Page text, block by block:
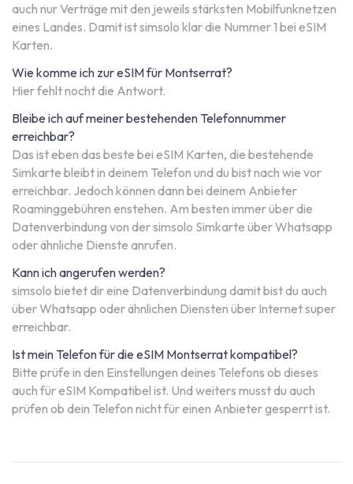
auch nur Verträge mit den jeweils stärksten Mobilfunknetzen
eines Landes. Damit ist simsolo klar die Nummer 1 bei eSIM
Karten.
Wie komme ich zur eSIM für Montserrat?
Hier fehlt nocht die Antwort.
Bleibe ich auf meiner bestehenden Telefonnummer
erreichbar?
Das ist eben das beste bei eSIM Karten, die bestehende
Simkarte bleibt in deinem Telefon und du bist nach wie vor
erreichbar. Jedoch können dann bei deinem Anbieter
Roaminggebühren enstehen. Am besten immer über die
Datenverbindung von der simsolo Simkarte über Whatsapp
oder ähnliche Dienste anrufen.
Kann ich angerufen werden?
simsolo bietet dir eine Datenverbindung damit bist du auch
über Whatsapp oder ähnlichen Diensten über Internet super
erreichbar.
Ist mein Telefon für die eSIM Montserrat kompatibel?
Bitte prüfe in den Einstellungen deines Telefons ob dieses
auch für eSIM Kompatibel ist. Und weiters musst du auch
prüfen ob dein Telefon nicht für einen Anbieter gesperrt ist.